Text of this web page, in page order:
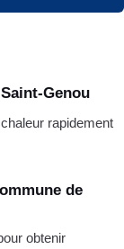
Genou
rapidement
de
obtenir